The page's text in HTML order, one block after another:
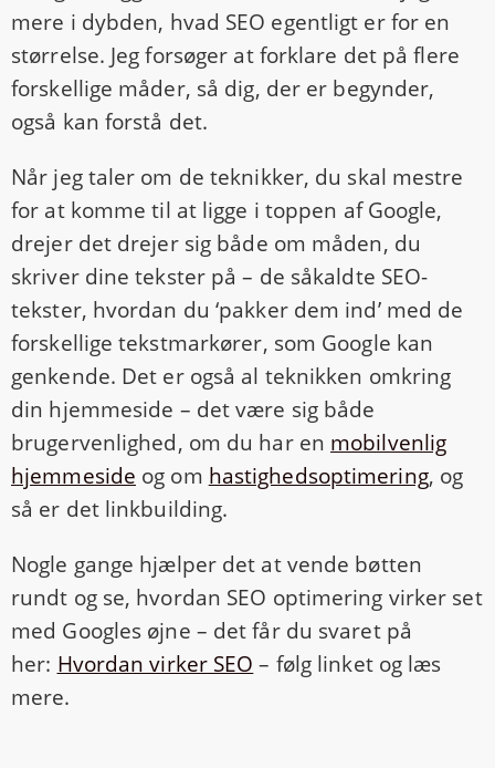
mere i dybden, hvad SEO egentligt er for en
størrelse. Jeg forsøger at forklare det på flere
forskellige måder, så dig, der er begynder,
også kan forstå det.
Når jeg taler om de teknikker, du skal mestre
for at komme til at ligge i toppen af Google,
drejer det drejer sig både om måden, du
skriver dine tekster på – de såkaldte SEO-
tekster, hvordan du ‘pakker dem ind’ med de
forskellige tekstmarkører, som Google kan
genkende. Det er også al teknikken omkring
din hjemmeside – det være sig både
brugervenlighed, om du har en mobilvenlig
hjemmeside og om hastighedsoptimering, og
så er det linkbuilding.
Nogle gange hjælper det at vende bøtten
rundt og se, hvordan SEO optimering virker set
med Googles øjne – det får du svaret på
her: Hvordan virker SEO – følg linket og læs
mere.